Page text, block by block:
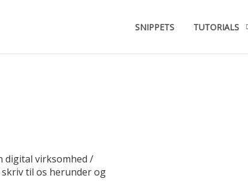
SNIPPETS TUTORIALS
digital virksomhed /
til os herunder og